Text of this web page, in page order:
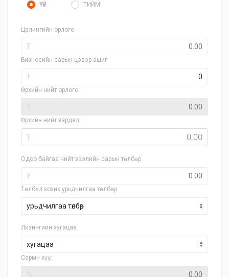
ҮГҮЙ ТИЙМ
Цалингийн орлого
₮
Бизнесийн сарын цэвэр ашиг
₮
Өрхийн нийт орлого
Өрхийн нийт зардал
₮
Одоо байгаа нийт зээлийн сарын төлбөр
₮
Төлбөл зохих урьдчилгаа төлбөр
Лизингийн хугацаа
хугацаа
Сарын хүү: